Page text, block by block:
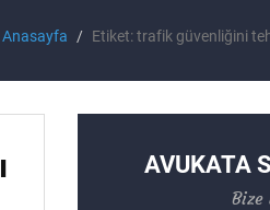
Anasayfa Etiket: trafik güvenliğini
AVUKATA
Bize